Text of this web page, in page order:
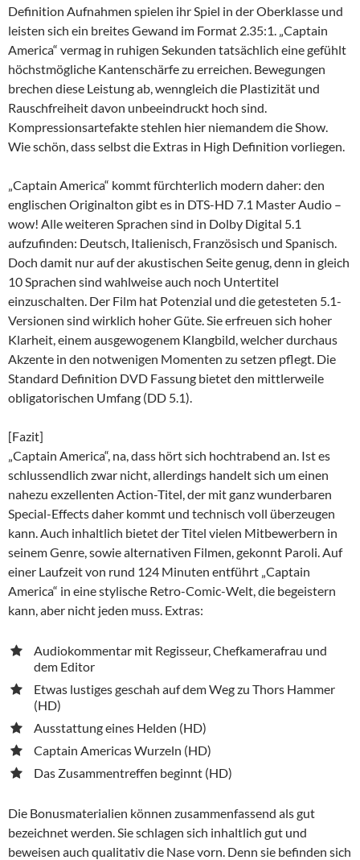
Definition Aufnahmen spielen ihr Spiel in der Oberklasse und
leisten sich ein breites Gewand im Format 2.35:1. „Captain
America“ vermag in ruhigen Sekunden tatsächlich eine gefühlt
höchstmögliche Kantenschärfe zu erreichen. Bewegungen
brechen diese Leistung ab, wenngleich die Plastizität und
Rauschfreiheit davon unbeeindruckt hoch sind.
Kompressionsartefakte stehlen hier niemandem die Show.
Wie schön, dass selbst die Extras in High Definition vorliegen.
„Captain America“ kommt fürchterlich modern daher: den
englischen Originalton gibt es in DTS-HD 7.1 Master Audio –
wow! Alle weiteren Sprachen sind in Dolby Digital 5.1
aufzufinden: Deutsch, Italienisch, Französisch und Spanisch.
Doch damit nur auf der akustischen Seite genug, denn in gleich
10 Sprachen sind wahlweise auch noch Untertitel
einzuschalten. Der Film hat Potenzial und die getesteten 5.1-
Versionen sind wirklich hoher Güte. Sie erfreuen sich hoher
Klarheit, einem ausgewogenem Klangbild, welcher durchaus
Akzente in den notwenigen Momenten zu setzen pflegt. Die
Standard Definition DVD Fassung bietet den mittlerweile
obligatorischen Umfang (DD 5.1).
[Fazit]
„Captain America“, na, dass hört sich hochtrabend an. Ist es
schlussendlich zwar nicht, allerdings handelt sich um einen
nahezu exzellenten Action-Titel, der mit ganz wunderbaren
Special-Effects daher kommt und technisch voll überzeugen
kann. Auch inhaltlich bietet der Titel vielen Mitbewerbern in
seinem Genre, sowie alternativen Filmen, gekonnt Paroli. Auf
einer Laufzeit von rund 124 Minuten entführt „Captain
America“ in eine stylische Retro-Comic-Welt, die begeistern
kann, aber nicht jeden muss. Extras:
Audiokommentar mit Regisseur, Chefkamerafrau und
dem Editor
Etwas lustiges geschah auf dem Weg zu Thors Hammer
(HD)
Ausstattung eines Helden (HD)
Captain Americas Wurzeln (HD)
Das Zusammentreffen beginnt (HD)
Die Bonusmaterialien können zusammenfassend als gut
bezeichnet werden. Sie schlagen sich inhaltlich gut und
beweisen auch qualitativ die Nase vorn. Denn sie befinden sich